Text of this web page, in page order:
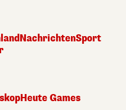
NachrichtenSport
Heute Games